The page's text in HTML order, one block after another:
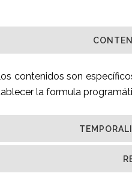
contenidos son
la formula